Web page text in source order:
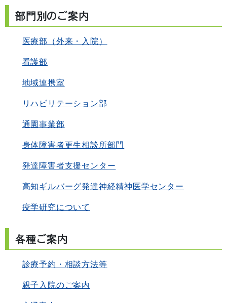
部門別のご案内
医療部（外来・入院）
看護部
地域連携室
リハビリテーション部
通園事業部
身体障害者更生相談所部門
発達障害者支援センター
高知ギルバーグ発達神経精神医学センター
疫学研究について
各種ご案内
診療予約・相談方法等
親子入院のご案内